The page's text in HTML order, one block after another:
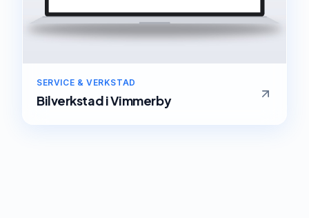
SERVICE & VERKSTAD
BilverkstadiVimmerby